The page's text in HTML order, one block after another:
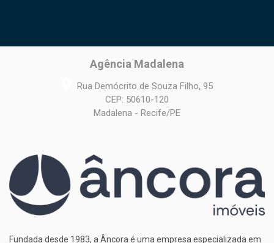
Agência Madalena
Rua Demócrito de Souza Filho, 95
CEP: 50610-120
Madalena - Recife/PE
Fundada desde 1983, a Âncora é uma empresa especializada em